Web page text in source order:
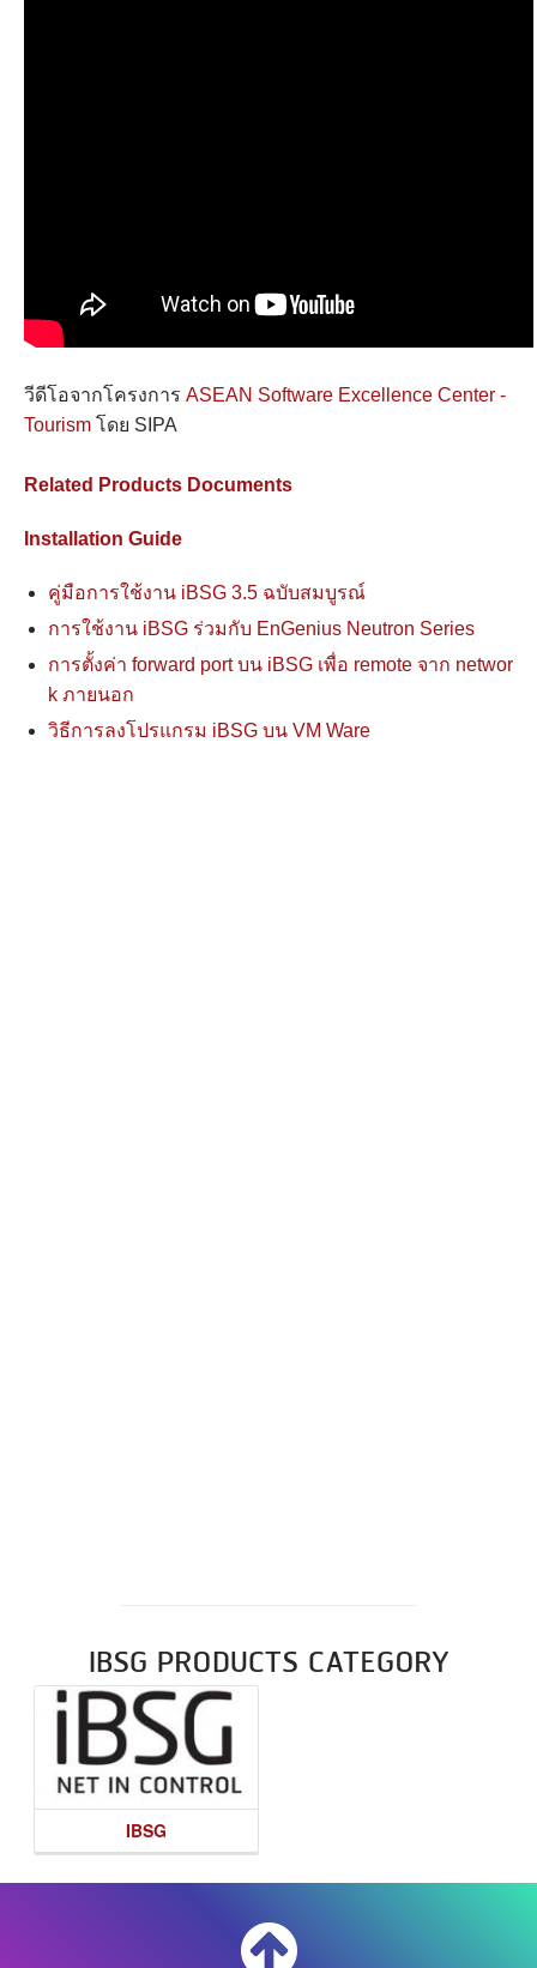
วีดีโอจากโครงการ ASEAN Software Excellence Center -
Tourism โดย SIPA
Related Products Documents
Installation Guide
คู่มือการใช้งาน iBSG 3.5 ฉบับสมบูรณ์
การใช้งาน iBSG ร่วมกับ EnGenius Neutron Series
การตั้งค่า forward port บน iBSG เพื่อ remote จาก networ
k ภายนอก
วิธีการลงโปรแกรม iBSG บน VM Ware
IBSG PRODUCTS CATEGORY
IBSG